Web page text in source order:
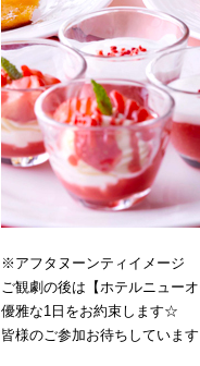
※アフタヌーンティイメージ
ご観劇の後は【ホテルニュー
優雅な1日をお約束します☆
皆様のご参加お待ちしています